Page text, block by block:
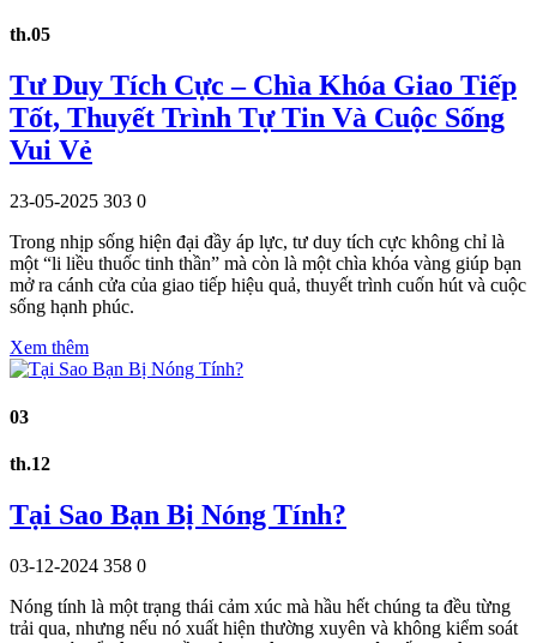
th.05
Tư Duy Tích Cực – Chìa Khóa Giao Tiếp
Tốt, Thuyết Trình Tự Tin Và Cuộc Sống
Vui Vẻ
23-05-2025 303 0
Trong nhịp sống hiện đại đầy áp lực, tư duy tích cực không chỉ là
một “li liều thuốc tinh thần” mà còn là một chìa khóa vàng giúp bạn
mở ra cánh cửa của giao tiếp hiệu quả, thuyết trình cuốn hút và cuộc
sống hạnh phúc.
Xem thêm
03
th.12
Tại Sao Bạn Bị Nóng Tính?
03-12-2024 358 0
Nóng tính là một trạng thái cảm xúc mà hầu hết chúng ta đều từng
trải qua, nhưng nếu nó xuất hiện thường xuyên và không kiểm soát